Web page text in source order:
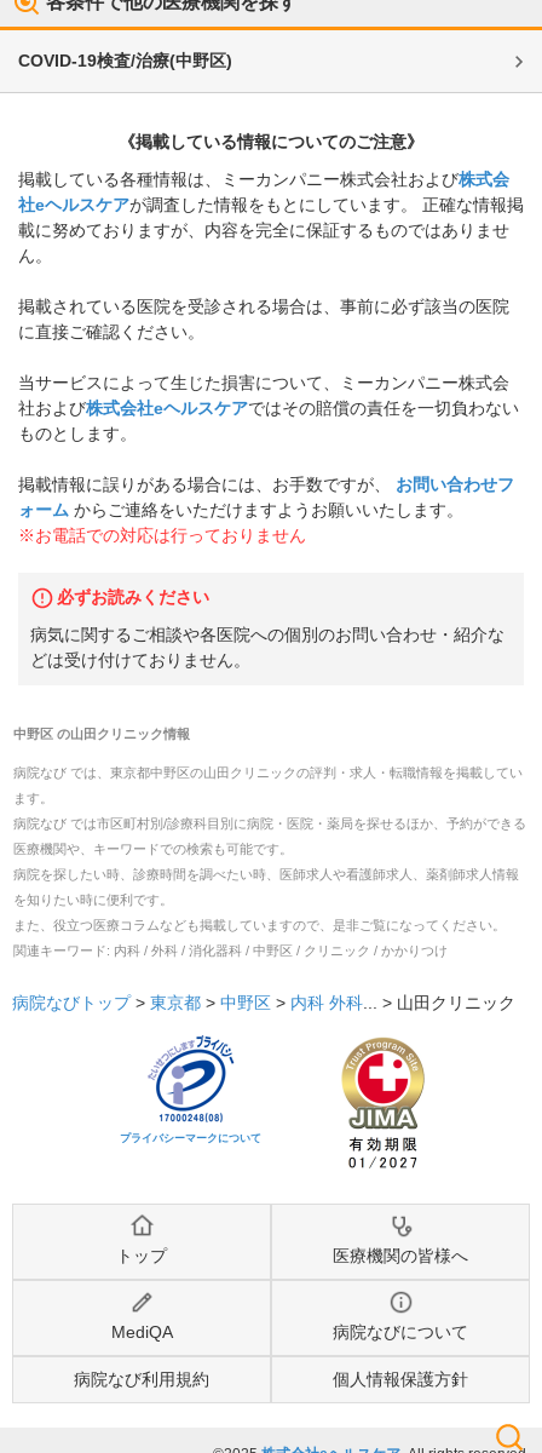
COVID-19検査/治療(中野区)
《掲載している情報についてのご注意》
掲載している各種情報は、ミーカンパニー株式会社および株式会
社eヘルスケアが調査した情報をもとにしています。 正確な情報掲
載に努めておりますが、内容を完全に保証するものではありませ
ん。
掲載されている医院を受診される場合は、事前に必ず該当の医院
に直接ご確認ください。
当サービスによって生じた損害について、ミーカンパニー株式会
社および株式会社eヘルスケアではその賠償の責任を一切負わない
ものとします。
掲載情報に誤りがある場合には、お手数ですが、
お問い合わせフ
ォーム からご連絡をいただけますようお願いいたします。
※お電話での対応は行っておりません
必ずお読みください
病気に関するご相談や各医院への個別のお問い合わせ・紹介な
どは受け付けておりません。
中野区の山田クリニック情報
病院なび では、 東京都中野区の山田クリニックの評判・求人・転職情報を掲載してい
ます。
病院なび では市区町村別/診療科目別に病院・医院・薬局を探せるほか、予約ができる
医療機関や、キーワードでの検索も可能です。
病院を探したい時、診療時間を調べたい時、医師求人や看護師求人、薬剤師求人情報
を知りたい時に便利です。
また、役立つ医療コラムなども掲載していますので、是非ご覧になってください。
関連キーワード: 内科 / 外科 / 消化器科 / 中野区 / クリニック / かかりつけ
病院なびトップ> 東京都 > 中野区 > 内科 外科 ... > 山田クリニック
プライバシーマークについて
トップ 医療機関の皆様へ
MediQA 病院なびについて
病院なび利用規約 個人情報保護方針